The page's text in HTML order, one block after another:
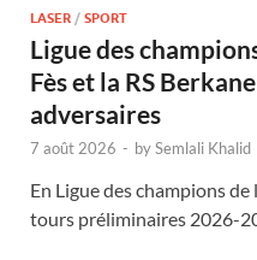
LASER / SPORT
Ligue des
Fès et la RS
adversaires
7 août 2026 - bySemlali Khalid
En Ligue des champions
tours préliminaires 2026-